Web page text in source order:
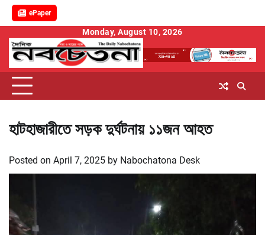
ePaper
content
Monday, August 10, 2026
হাটহাজারীতে সড়ক দুর্ঘটনায় ১১জন আহত
Posted on April 7, 2025 by Nabochatona Desk